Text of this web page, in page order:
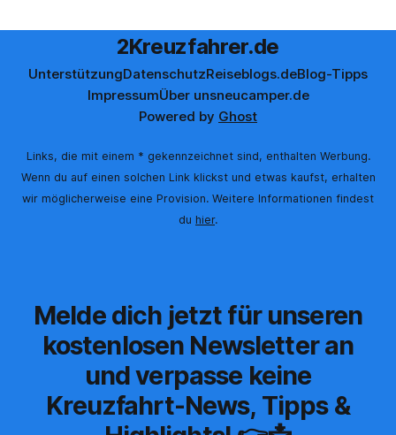
2Kreuzfahrer.de
UnterstützungDatenschutzReiseblogs.deBlog-Tipps
ImpressumÜber unsneucamper.de
Powered by Ghost
Links, die mit einem * gekennzeichnet sind, enthalten Werbung.
Wenn du auf einen solchen Link klickst und etwas kaufst, erhalten
wir möglicherweise eine Provision. Weitere Informationen findest
du hier.
Melde dich jetzt für unseren
kostenlosen Newsletter an
und verpasse keine
Kreuzfahrt-News, Tipps &